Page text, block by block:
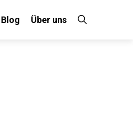
Blog Über uns